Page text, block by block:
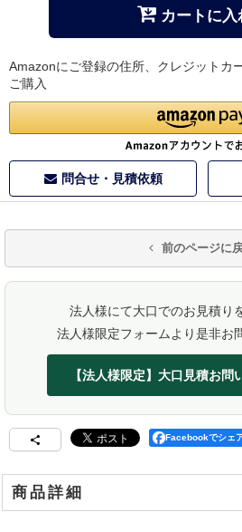
カートに入
Amazonにご登録の住所、クレジットカ
ご購入
問合せ・見積依頼
前のページに
法人様にて大口でのお見積り
法人様限定フォームより是非お
【法人様限定】大口見積お問
Facebookでシェ
商品詳細